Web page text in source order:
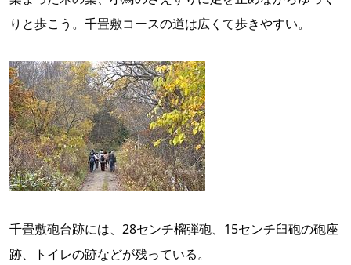
りと歩こう。千畳敷コースの道は広くて歩きやすい。
千畳敷砲台跡には、28センチ榴弾砲、15センチ臼砲の砲座
跡、トイレの跡などが残っている。